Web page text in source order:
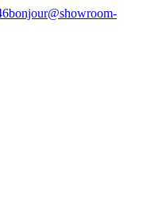
bonjour@showroom-